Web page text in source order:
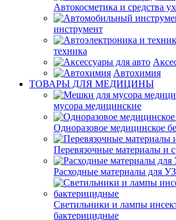
Автокосметика и средства
инструмент
техника
Автохимия
ТОВАРЫ ДЛЯ МЕДИЦИНЫ
мусора медицинские
Одноразовое медицинское
Перевязочные материалы и
Расходные материалы для
Светильники и лампы
бактерицидные